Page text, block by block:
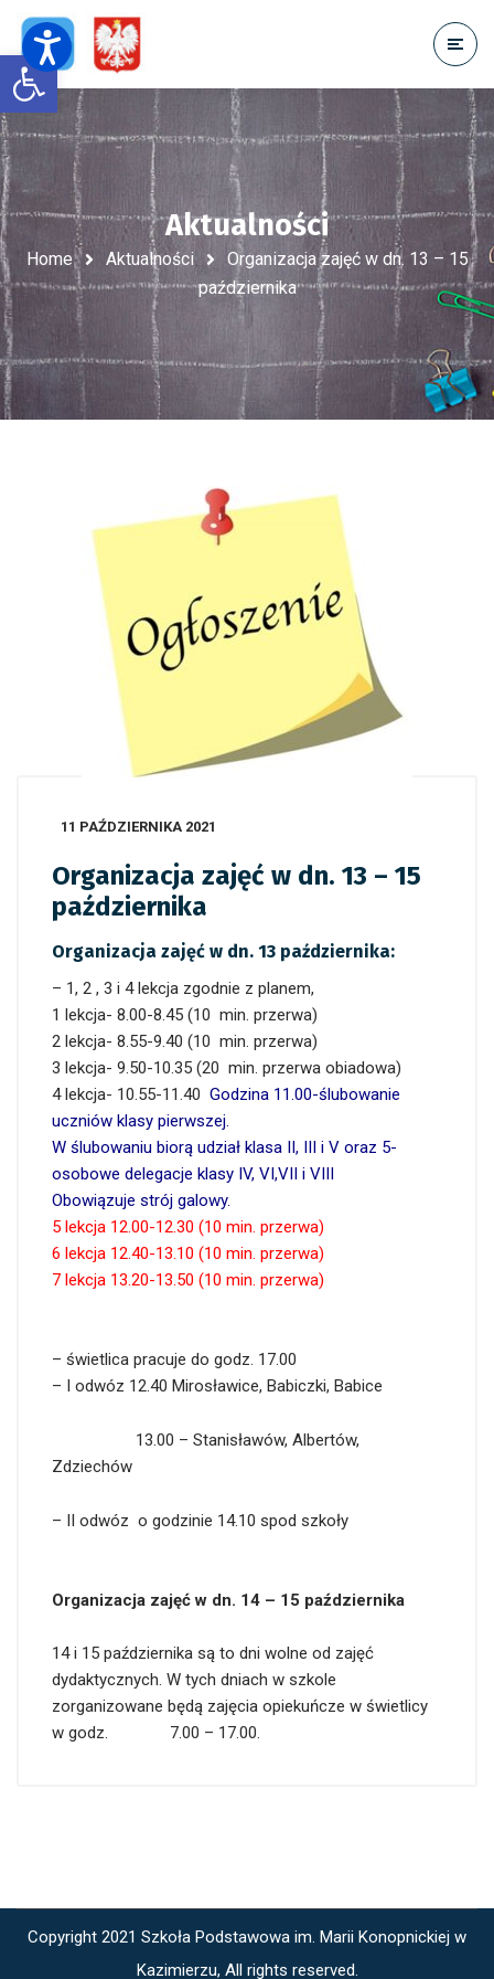
Open toolbar
Aktualności
Home Aktualności
Organizacja zajęć w dn. 13 – 15
października
11 PAŹDZIERNIKA 2021
Organizacja zajęć w dn. 13 – 15
października
Organizacja zajęć w dn. 13 października:
– 1, 2 , 3 i 4 lekcja zgodnie z planem,
1 lekcja- 8.00-8.45 (10 min. przerwa)
2 lekcja- 8.55-9.40 (10 min. przerwa)
3 lekcja- 9.50-10.35 (20 min. przerwa obiadowa)
4 lekcja- 10.55-11.40 Godzina 11.00-ślubowanie
uczniów klasy pierwszej.
W ślubowaniu biorą udział klasa II, III i V oraz 5-
osobowe delegacje klasy IV, VI,VII i VIII
Obowiązuje strój galowy.
5 lekcja 12.00-12.30 (10 min. przerwa)
6 lekcja 12.40-13.10 (10 min. przerwa)
7 lekcja 13.20-13.50 (10 min. przerwa)
– świetlica pracuje do godz. 17.00
– I odwóz 12.40 Mirosławice, Babiczki, Babice
13.00 – Stanisławów, Albertów,
Zdziechów
– II odwóz o godzinie 14.10 spod szkoły
Organizacja zajęć w dn. 14 – 15 października
14 i 15 października są to dni wolne od zajęć
dydaktycznych. W tych dniach w szkole
zorganizowane będą zajęcia opiekuńcze w świetlicy
w godz. 7.00 – 17.00.
Copyright 2021 Szkoła Podstawowa im. Marii Konopnickiej w
Kazimierzu, All rights reserved.